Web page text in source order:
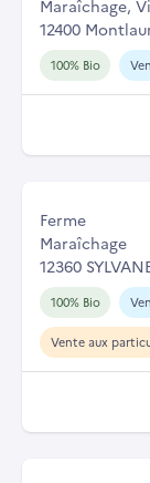
Maraîchage,
12400
100% Bio
Ferme
Maraîchage
12360
100% Bio
Vente aux